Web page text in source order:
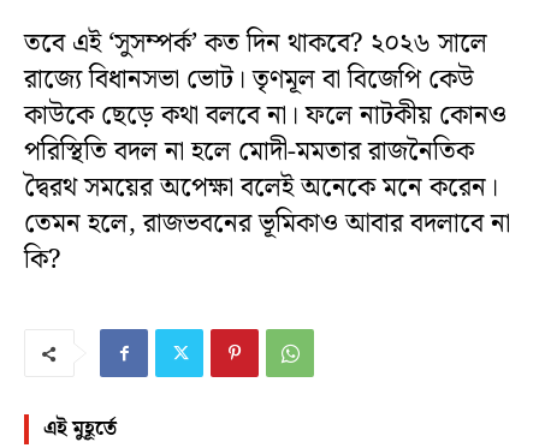
তবে এই ‘সুসম্পর্ক’ কত দিন থাকবে? ২০২৬ সালে
রাজ্যে বিধানসভা ভোট। তৃণমূল বা বিজেপি কেউ
কাউকে ছেড়ে কথা বলবে না। ফলে নাটকীয় কোনও
পরিস্থিতি বদল না হলে মোদী-মমতার রাজনৈতিক
দ্বৈরথ সময়ের অপেক্ষা বলেই অনেকে মনে করেন।
তেমন হলে, রাজভবনের ভূমিকাও আবার বদলাবে না
কি?
এই মুহূর্তে